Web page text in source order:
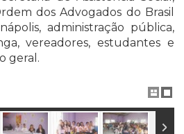
dos Advogados do Brasil
administração pública,
vereadores, estudantes e
geral.